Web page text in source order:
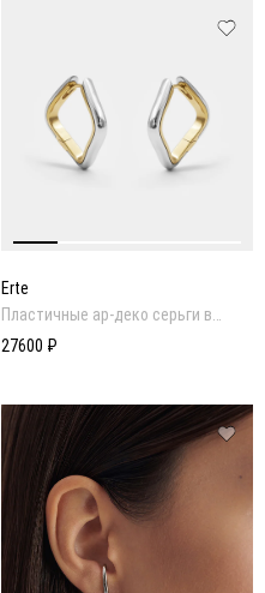
Erte
Пластичные ар-деко серьги в
золотом и родиевом покрытии
27600 ₽
ПОСМОТРЕТЬ ОБРАЗ